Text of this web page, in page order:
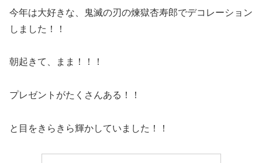
今年は大好きな、鬼滅の刃の煉獄杏寿郎でデコレーション
しました！！
朝起きて、まま！！！
プレゼントがたくさんある！！
と目をきらきら輝かしていました！！